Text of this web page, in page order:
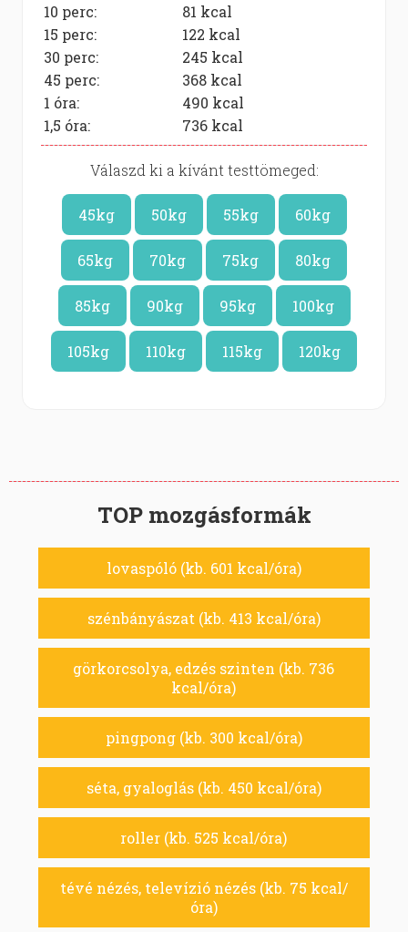
10 perc:
81 kcal
15 perc:
122 kcal
30 perc:
245 kcal
45 perc:
368 kcal
1 óra:
490 kcal
1,5 óra:
736 kcal
Válaszd ki a kívánt testtömeged:
45kg 50kg 55kg 60kg
65kg 70kg 75kg 80kg
85kg 90kg 95kg 100kg
105kg 110kg 115kg 120kg
TOP mozgásformák
lovaspóló (kb. 601 kcal/óra)
szénbányászat (kb. 413 kcal/óra)
görkorcsolya, edzés szinten (kb. 736
kcal/óra)
pingpong (kb. 300 kcal/óra)
séta, gyaloglás (kb. 450 kcal/óra)
roller (kb. 525 kcal/óra)
tévé nézés, televízió nézés (kb. 75 kcal/
óra)